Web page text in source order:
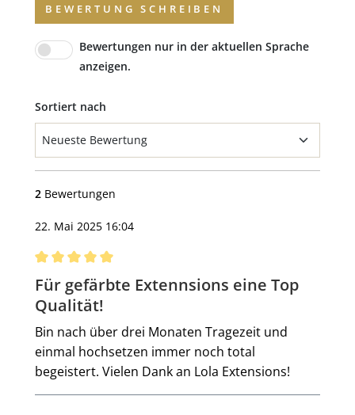
BEWERTUNG SCHREIBEN
Bewertungen nur in der aktuellen Sprache
anzeigen.
Sortiert nach
2 Bewertungen
22. Mai 2025 16:04
Bewertung mit 5 von 5 Sternen
Für gefärbte Extennsions eine Top
Qualität!
Bin nach über drei Monaten Tragezeit und
einmal hochsetzen immer noch total
begeistert. Vielen Dank an Lola Extensions!